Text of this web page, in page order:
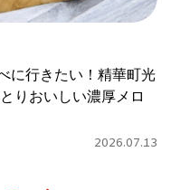
に行きたい！精華町光
りおいしい濃厚メロ
2026.07.13